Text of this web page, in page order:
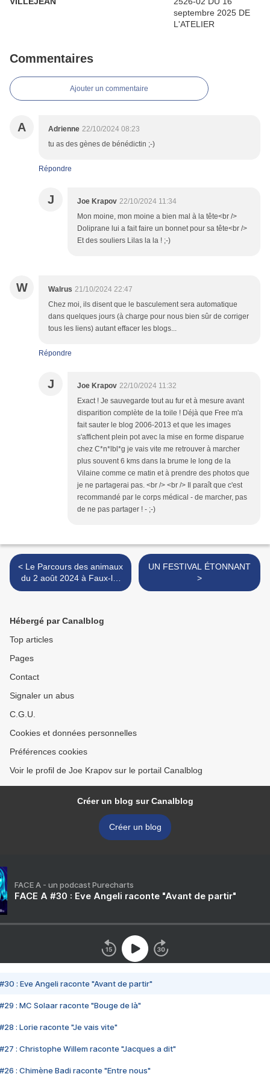
Commentaires
Ajouter un commentaire
A Adrienne 22/10/2024 08:23
tu as des gènes de bénédictin ;-)
Répondre
J Joe Krapov 22/10/2024 11:34
Mon moine, mon moine a bien mal à la tête<br />
Doliprane lui a fait faire un bonnet pour sa tête<br />
Et des souliers Lilas la la ! ;-)
W Walrus 21/10/2024 22:47
Chez moi, ils disent que le basculement sera automatique
dans quelques jours (à charge pour nous bien sûr de corriger
tous les liens) autant effacer les blogs...
Répondre
J Joe Krapov 22/10/2024 11:32
Exact ! Je sauvegarde tout au fur et à mesure avant
disparition complète de la toile ! Déjà que Free m'a
fait sauter le blog 2006-2013 et que les images
s'affichent plein pot avec la mise en forme disparue
chez C*n*lbl*g je vais vite me retrouver à marcher
plus souvent 6 kms dans la brume le long de la
Vilaine comme ce matin et à prendre des photos que
je ne partagerai pas. <br /> <br /> Il paraît que c'est
recommandé par le corps médical - de marcher, pas
de ne pas partager ! - ;-)
< Le Parcours des animaux
du 2 août 2024 à Faux-la-
Montagne (Creuse) (2)
UN FESTIVAL ÉTONNANT
>
Hébergé par Canalblog
Top articles
Pages
Contact
Signaler un abus
C.G.U.
Cookies et données personnelles
Préférences cookies
Voir le profil de Joe Krapov sur le portail Canalblog
Créer un blog sur Canalblog
Créer un blog
FACE A - un podcast Purecharts
FACE A #30 : Eve Angeli raconte "Avant de partir"
#30 : Eve Angeli raconte "Avant de partir"
#29 : MC Solaar raconte "Bouge de là"
#28 : Lorie raconte "Je vais vite"
#27 : Christophe Willem raconte "Jacques a dit"
#26 : Chimène Badi raconte "Entre nous"